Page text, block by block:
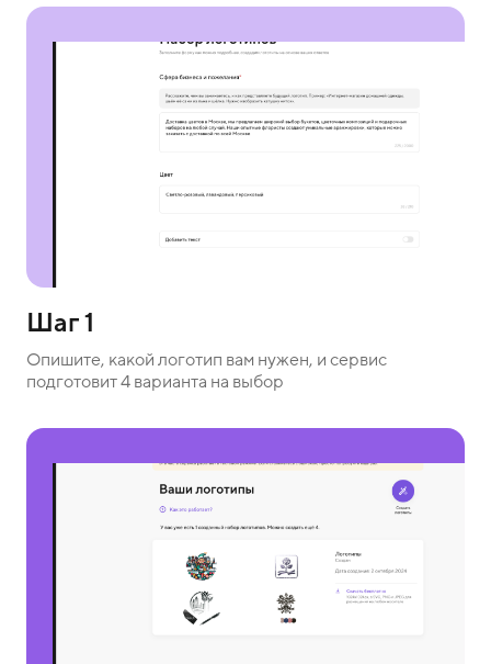
Шаг 1
Опишите, какой логотип вам нужен, и сервис
подготовит 4 варианта на выбор